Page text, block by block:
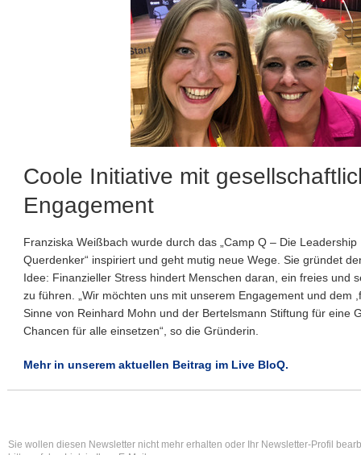
Coole Initiative mit
Engagement
Franziska Weißbach wurde durch das „Camp Q – Die
Querdenker“ inspiriert und geht mutig neue Wege. Sie gründet
Idee: Finanzieller Stress hindert Menschen daran, ein freies und
zu führen. „Wir möchten uns mit unserem Engagement und dem
Sinne von Reinhard Mohn und der Bertelsmann Stiftung für eine
Chancen für alle einsetzen“, so die Gründerin.
Mehr in unserem aktuellen Beitrag im Live BloQ.
Sie wollen diesen Newsletter nicht mehr erhalten oder Ihr Newsletter-Profil